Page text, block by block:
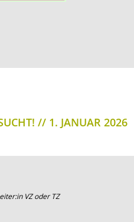
1. JANUAR 2026
VZ oder TZ